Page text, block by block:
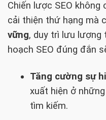
Chiến lược SEO không
cải thiện thứ hạng mà
vững, duy trì lưu lượng
hoạch SEO đúng đắn
Tăng cường sự
xuất hiện ở
tìm kiếm.